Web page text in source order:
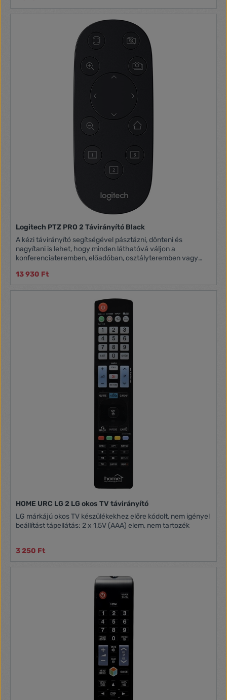
egyesével feltanítani, elég ha beállítja a leírásnak megfelelő
gyártói kódra a távirányítót és a funkciók máris
összes klímagyártóval kompatibilis Gyors párosítás Nem
szükséges a beállításhoz az eredeti távirányító Zseblámpa
Midea, Hisense, Hitachi, Panasonic, Fujitsu, Sharp, Daikin,
Whirlpool, Electrolux, Sanyo, Mitsubishi, LG, Samsung,
Energiaforrás: 2 x AAA elem Kijelző méret: 1,2" Méret:
Logitech PTZ PRO 2 Távirányító Black
A kézi távirányító segítségével pásztázni, dönteni és
nagyítani is lehet, hogy minden láthatóvá váljon a
konferenciateremben, előadóban, osztályteremben vagy
13 930 Ft
HOME URC LG 2 LG okos TV távirányító
LG márkájú okos TV készülékekhez előre kódolt, nem igényel
beállítást tápellátás: 2 x 1,5V (AAA) elem, nem tartozék
3 250 Ft